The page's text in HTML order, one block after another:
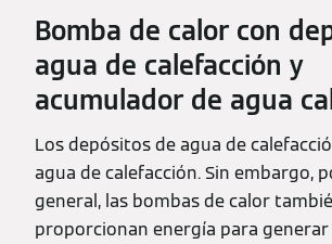
Bomba de calor con
agua de calefacción y
acumulador de agua
Los depósitos de agua de
agua de calefacción. Sin embargo,
general, las bombas de calor
proporcionan energía para